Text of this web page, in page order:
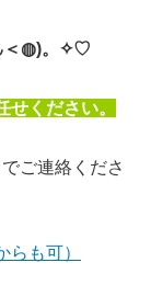
◍)。✧♡
ください。
ご連絡くださ
も可）